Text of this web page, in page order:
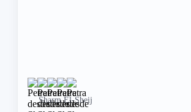
Sharm El-Sheij